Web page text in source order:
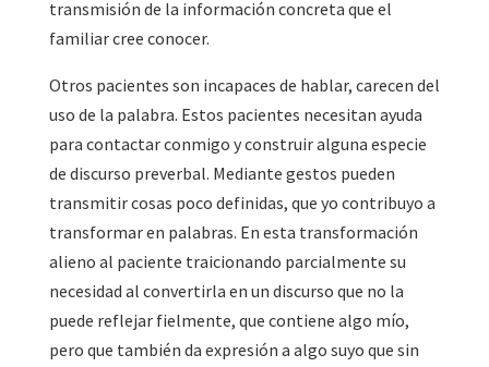
transmisión de la información concreta que el
familiar cree conocer.
Otros pacientes son incapaces de hablar, carecen del
uso de la palabra. Estos pacientes necesitan ayuda
para contactar conmigo y construir alguna especie
de discurso preverbal. Mediante gestos pueden
transmitir cosas poco definidas, que yo contribuyo a
transformar en palabras. En esta transformación
alieno al paciente traicionando parcialmente su
necesidad al convertirla en un discurso que no la
puede reflejar fielmente, que contiene algo mío,
pero que también da expresión a algo suyo que sin